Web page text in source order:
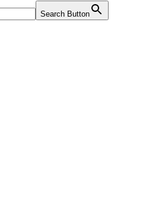
Search Button